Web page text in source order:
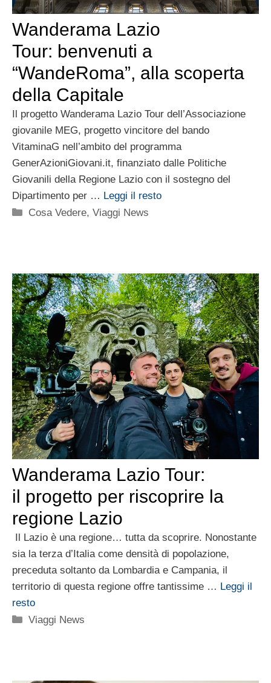
Wanderama Lazio
Tour: benvenuti a
“WandeRoma”, alla scoperta
della Capitale
Il progetto Wanderama Lazio Tour dell’Associazione
giovanile MEG, progetto vincitore del bando
VitaminaG nell’ambito del programma
GenerAzioniGiovani.it, finanziato dalle Politiche
Giovanili della Regione Lazio con il sostegno del
Dipartimento per … Leggi il resto
Categorie
Cosa Vedere,Viaggi News
Wanderama Lazio Tour:
il progetto per riscoprire la
regione Lazio
Il Lazio è una regione… tutta da scoprire. Nonostante
sia la terza d’Italia come densità di popolazione,
preceduta soltanto da Lombardia e Campania, il
territorio di questa regione offre tantissime … Leggi il
resto
Categorie
Viaggi News